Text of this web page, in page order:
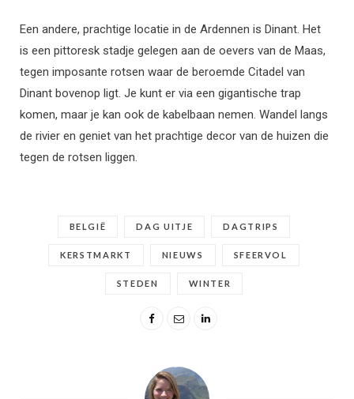
Een andere, prachtige locatie in de Ardennen is Dinant. Het
is een pittoresk stadje gelegen aan de oevers van de Maas,
tegen imposante rotsen waar de beroemde Citadel van
Dinant bovenop ligt. Je kunt er via een gigantische trap
komen, maar je kan ook de kabelbaan nemen. Wandel langs
de rivier en geniet van het prachtige decor van de huizen die
tegen de rotsen liggen.
BELGIË DAG UITJE DAGTRIPS
KERSTMARKT NIEUWS SFEERVOL
STEDEN WINTER